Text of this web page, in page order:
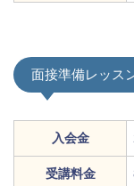
面接準備レッス
入会金
受講料金